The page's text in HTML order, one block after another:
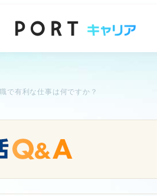
で有利な仕事は何ですか？